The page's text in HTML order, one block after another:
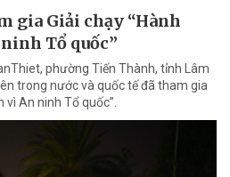
gia Giải chạy “Hành
Tổ quốc”
phường Tiến Thành, tỉnh Lâm
trong nước và quốc tế đã tham gia
vì An ninh Tổ quốc”.